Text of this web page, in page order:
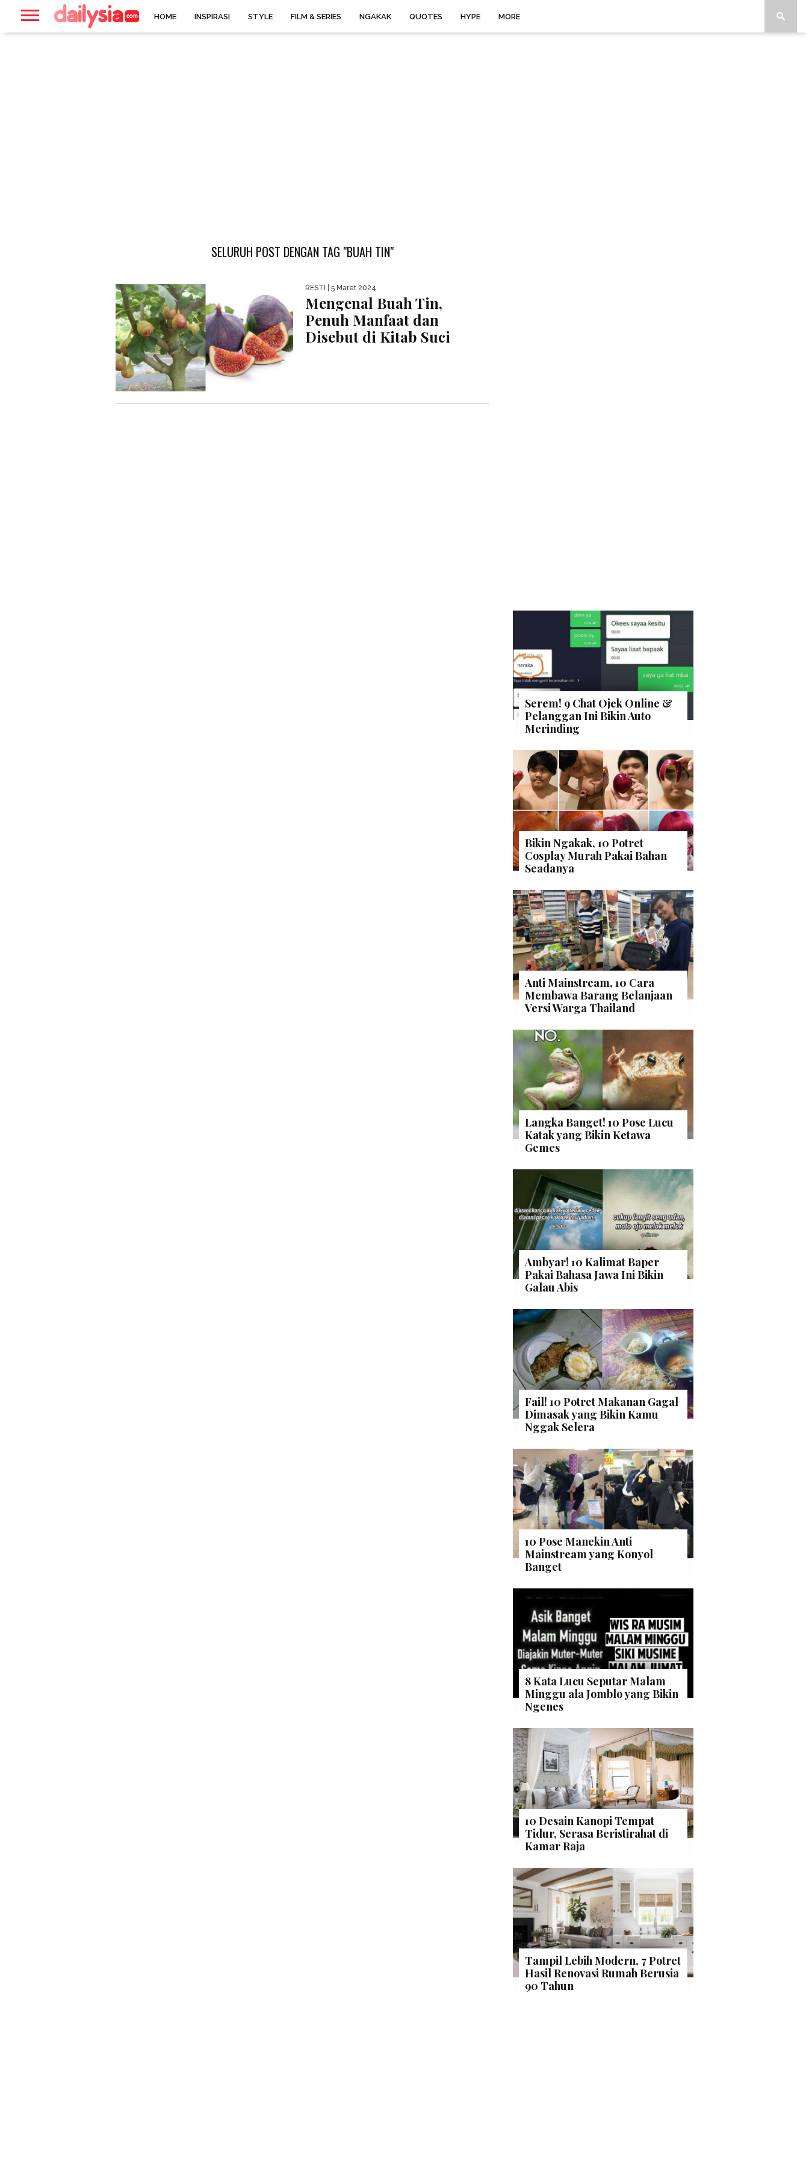
HOME INSPIRASI STYLE FILM & SERIES NGAKAK QUOTES HYPE MORE
SELURUH POST DENGAN TAG "BUAH TIN"
RESTI | 5 Maret 2024
Mengenal Buah Tin,
Penuh Manfaat dan
Disebut di Kitab Suci
Serem! 9 Chat Ojek Online &
Pelanggan Ini Bikin Auto
Merinding
Bikin Ngakak, 10 Potret
Cosplay Murah Pakai Bahan
Seadanya
Anti Mainstream, 10 Cara
Membawa Barang Belanjaan
Versi Warga Thailand
Langka Banget! 10 Pose Lucu
Katak yang Bikin Ketawa
Gemes
Ambyar! 10 Kalimat Baper
Pakai Bahasa Jawa Ini Bikin
Galau Abis
Fail! 10 Potret Makanan Gagal
Dimasak yang Bikin Kamu
Nggak Selera
10 Pose Manekin Anti
Mainstream yang Konyol
Banget
8 Kata Lucu Seputar Malam
Minggu ala Jomblo yang Bikin
Ngenes
10 Desain Kanopi Tempat
Tidur, Serasa Beristirahat di
Kamar Raja
Tampil Lebih Modern, 7 Potret
Hasil Renovasi Rumah Berusia
90 Tahun